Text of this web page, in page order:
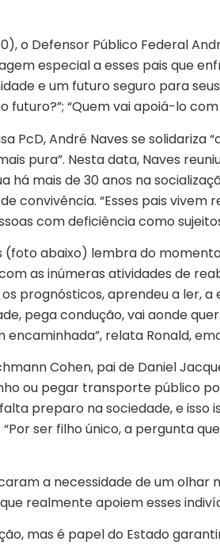
o Defensor Público Federal
especial a esses pais que
e um futuro seguro para
futuro?”; “Quem vai apoiá-lo
PcD, André Naves se solidariza
pura”. Nesta data, Naves
há mais de 30 anos na
convivência. “Esses pais
com deficiência como
(foto abaixo) lembra do
as inúmeras atividades de
prognósticos, aprendeu a ler,
pega condução, vai aonde
relata Ronald,
Cohen, pai de Daniel
ou pegar transporte público
preparo na sociedade, e isso
ser filho único, a pergunta
a necessidade de um olhar
realmente apoiem esses
mas é papel do Estado